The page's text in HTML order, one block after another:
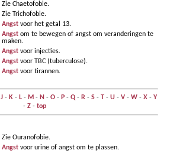
Zie Chaetofobie.
Zie Trichofobie.
Angst voor het getal 13.
Angst om te bewegen of angst om veranderingen te
maken.
Angst voor injecties.
Angst voor TBC (tuberculose).
Angst voor tirannen.
J- K- L- M - N - O- P- Q- R- S- T- U- V- W- X- Y
- Z- top
Zie Ouranofobie.
Angst voor urine of angst om te plassen.